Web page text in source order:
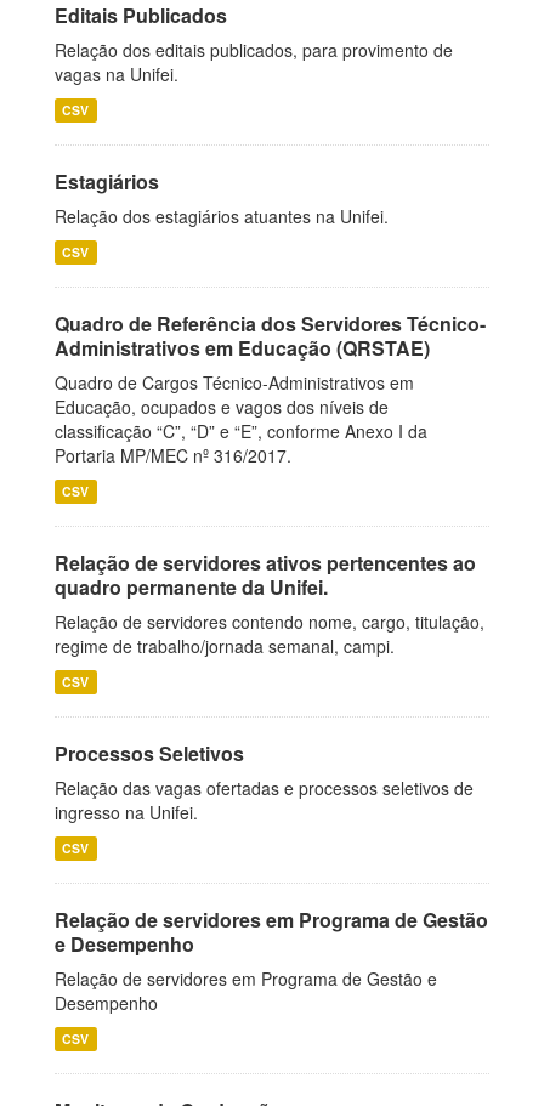
Editais Publicados
Relação dos editais publicados, para provimento de
vagas na Unifei.
CSV
Estagiários
Relação dos estagiários atuantes na Unifei.
CSV
Quadro de Referência dos Servidores Técnico-
Administrativos em Educação (QRSTAE)
Quadro de Cargos Técnico-Administrativos em
Educação, ocupados e vagos dos níveis de
classificação “C”, “D” e “E”, conforme Anexo I da
Portaria MP/MEC nº 316/2017.
CSV
Relação de servidores ativos pertencentes ao
quadro permanente da Unifei.
Relação de servidores contendo nome, cargo, titulação,
regime de trabalho/jornada semanal, campi.
CSV
Processos Seletivos
Relação das vagas ofertadas e processos seletivos de
ingresso na Unifei.
CSV
Relação de servidores em Programa de Gestão
e Desempenho
Relação de servidores em Programa de Gestão e
Desempenho
CSV